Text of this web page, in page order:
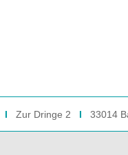
I Zur Dringe 2 I 33014